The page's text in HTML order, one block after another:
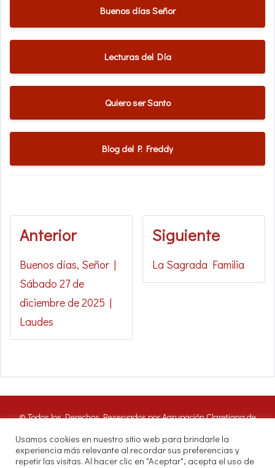
Buenos días Señor
Lecturas del Día
Quiero ser Santo
Blog del P. Freddy
Anterior
Buenos días, Señor |
Sábado 27 de
diciembre de 2025 |
Laudes
Siguiente
La Sagrada Familia
© Todos los Derechos Reservados por Agrupación Claretiana de
hacer uso de estos archivos citando las fuentes de RADIO CLARET
DIGITAL.
Misioneros Claretianos - Santuario Nacional - Avenida Samuel Lewis.
Usamos cookies en nuestro sitio web para brindarle la
experiencia más relevante al recordar sus preferencias y
repetir las visitas. Al hacer clic en "Aceptar", acepta el uso de